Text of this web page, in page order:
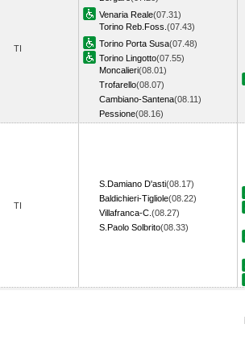
TI
Venaria Reale(07.31)
Torino Reb.Foss. (07.43)
Torino Porta Susa(07.48)
Torino Lingotto(07.55)
Moncalieri(08.01)
Trofarello(08.07)
Cambiano-Santena(08.11)
Pessione(08.16)
TI
S.Damiano D'asti(08.17)
Baldichieri-Tigliole(08.22)
Villafranca-C. (08.27)
S.Paolo Solbrito(08.33)